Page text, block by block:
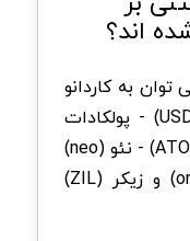
اند؟
به کاردانو
( آدا) - ترون (TRX) - تتر (USDT) - پولکادات
(dot) - لاوا (AVA) - کوزموش (ATOM) - نئو (neo)
- آوالانچ (X0ava) - کوینت (ont) و زیکر (ZIL)